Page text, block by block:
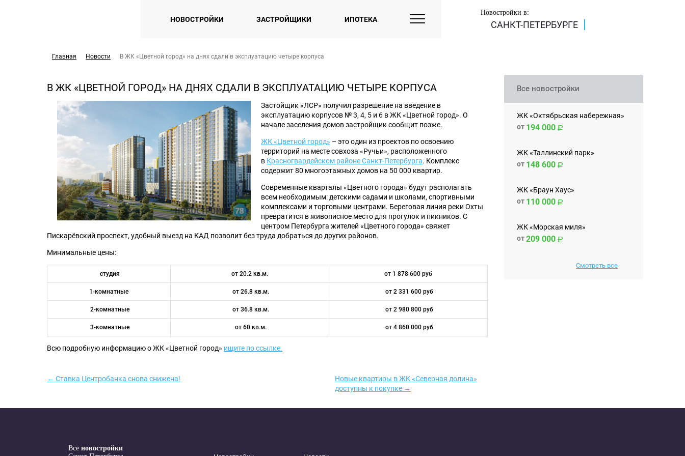
НОВОСТРОЙКИ ЗАСТРОЙЩИКИ ИПОТЕКА
Новостройки в:
САНКТ-ПЕТЕРБУРГЕ
Главная Новости В ЖК «Цветной город» на днях сдали в эксплуатацию четыре корпуса
В ЖК «ЦВЕТНОЙ ГОРОД» НА ДНЯХ СДАЛИ В ЭКСПЛУАТАЦИЮ ЧЕТЫРЕ КОРПУСА
Застойщик «ЛСР» получил разрешение на введение в
эксплуатацию корпусов № 3, 4, 5 и 6 в ЖК «Цветной город». О
начале заселения домов застройщик сообщит позже.
ЖК «Цветной город» – это один из проектов по освоению
территорий на месте совхоза «Ручьи», расположенного
в Красногвардейском районе Санкт-Петербурга. Комплекс
содержит 80 многоэтажных домов на 50 000 квартир.
Современные кварталы «Цветного города» будут располагать
всем необходимым: детскими садами и школами, спортивными
комплексами и торговыми центрами. Береговая линия реки Охты
превратится в живописное место для прогулок и пикников. С
центром Петербурга жителей «Цветного города» свяжет
Пискарёвский проспект, удобный выезд на КАД позволит без труда добраться до других районов.
Минимальные цены:
студия от 20.2 кв.м. от 1 878 600 руб
1-комнатные от 26.8 кв.м. от 2 331 600 руб
2-комнатные от 36.8 кв.м. от 2 980 800 руб
3-комнатные от 60 кв.м. от 4 860 000 руб
Всю подробную информацию о ЖК «Цветной город» ищите по ссылке.
← Ставка Центробанка снова снижена!
Новые квартиры в ЖК «Северная долина»
доступны к покупке →
Все новостройки
ЖК «Октябрьская набережная»
от 194 000
ЖК «Таллинский парк»
от 148 600
ЖК «Браун Хаус»
от 110 000
ЖК «Морская миля»
от209 000
Смотреть все
Все новостройки